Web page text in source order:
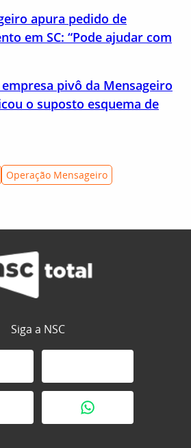
apura pedido de
em SC: “Pode ajudar com
pivô da Mensageiro
o suposto esquema de
Operação Mensageiro
Siga a NSC